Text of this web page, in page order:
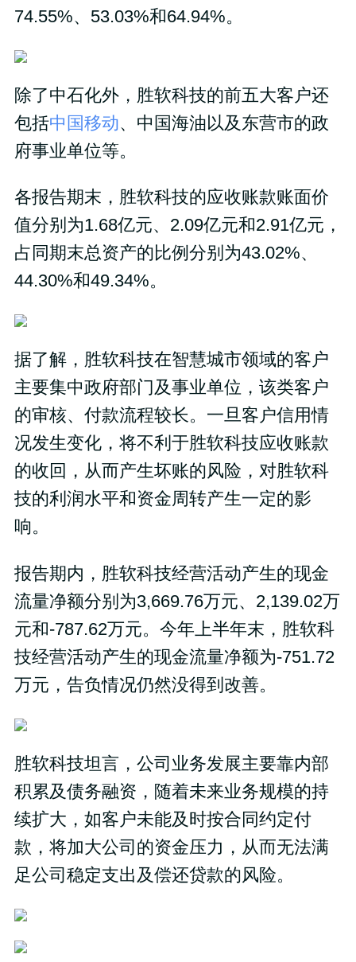
74.55%、53.03%和64.94%。
除了中石化外，胜软科技的前五大客户还
包括中国移动、中国海油以及东营市的政
府事业单位等。
各报告期末，胜软科技的应收账款账面价
值分别为1.68亿元、2.09亿元和2.91亿元，
占同期末总资产的比例分别为43.02%、
44.30%和49.34%。
据了解，胜软科技在智慧城市领域的客户
主要集中政府部门及事业单位，该类客户
的审核、付款流程较长。一旦客户信用情
况发生变化，将不利于胜软科技应收账款
的收回，从而产生坏账的风险，对胜软科
技的利润水平和资金周转产生一定的影
响。
报告期内，胜软科技经营活动产生的现金
流量净额分别为3,669.76万元、2,139.02万
元和-787.62万元。今年上半年末，胜软科
技经营活动产生的现金流量净额为-751.72
万元，告负情况仍然没得到改善。
胜软科技坦言，公司业务发展主要靠内部
积累及债务融资，随着未来业务规模的持
续扩大，如客户未能及时按合同约定付
款，将加大公司的资金压力，从而无法满
足公司稳定支出及偿还贷款的风险。